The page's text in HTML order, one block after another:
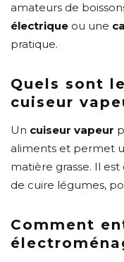
amateurs de
électrique ou une
pratique.
Quels sont
cuiseur
Un cuiseur vapeur
aliments et permet
matière grasse. Il
de cuire légumes,
Comment